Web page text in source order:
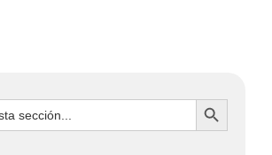
Botón de búsqueda